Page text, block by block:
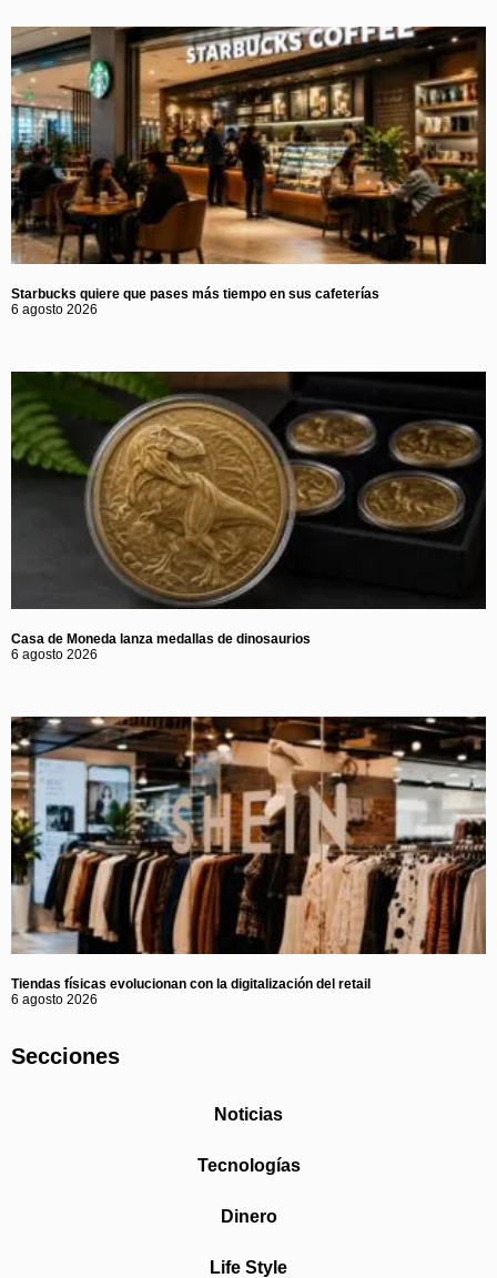
Starbucks quiere que pases más tiempo en sus cafeterías
6 agosto 2026
Casa de Moneda lanza medallas de dinosaurios
6 agosto 2026
Tiendas físicas evolucionan con la digitalización del retail
6 agosto 2026
Secciones
Noticias
Tecnologías
Dinero
Life Style